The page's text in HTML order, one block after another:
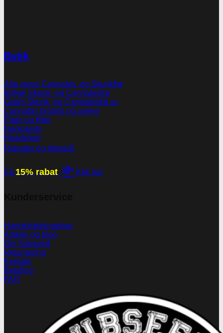
Butik
Alle vores Cannabis -og Skunkfrø
Billige Skunk -og Cannabisfrø
Gratis Skunk -og Cannabisfrø 🌿
Cannabis brands og avlere
Papir og filter
Narkotests
Headshop
Rabatter og tilbud💰
Få 15% rabat 💸 Klik her
Handelsbetingelser
Artikler og blog
Om Subseed
Returnering
Kontakt
Betaling
FAQ